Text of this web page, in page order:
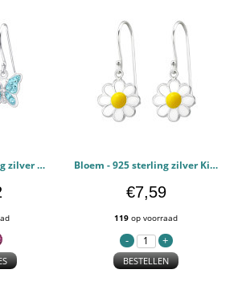
Vlinder - 925 sterling zilver Kinderoorbellen PCJW18140 Bloem - 925 sterling zilver Kinderoorbellen PCJW15590
€7,59
119 op voorraad
BESTELLEN